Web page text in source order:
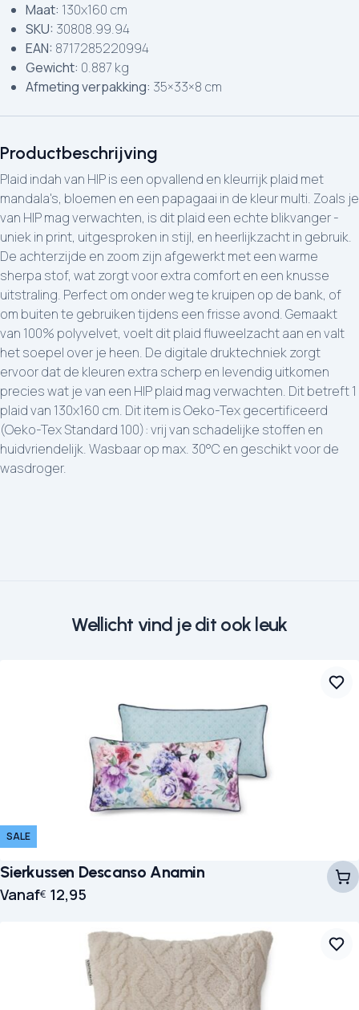
Productbeschrijving
Plaid indah van HIP is een opvallend en kleurrijk plaid met
mandala's, bloemen en een papagaai in de kleur multi. Zoals je
van HIP mag verwachten, is dit plaid een echte blikvanger -
uniek in print, uitgesproken in stijl, en heerlijkzacht in gebruik.
De achterzijde en zoom zijn afgewerkt met een warme
sherpa stof, wat zorgt voor extra comfort en een knusse
uitstraling. Perfect om onder weg te kruipen op de bank, of
om buiten te gebruiken tijdens een frisse avond. Gemaakt
van 100% polyvelvet, voelt dit plaid fluweelzacht aan en valt
het soepel over je heen. De digitale druktechniek zorgt
ervoor dat de kleuren extra scherp en levendig uitkomen
precies wat je van een HIP plaid mag verwachten. Dit betreft 1
plaid van 130x160 cm. Dit item is Oeko-Tex gecertificeerd
(Oeko-Tex Standard 100): vrij van schadelijke stoffen en
huidvriendelijk. Wasbaar op max. 30°C en geschikt voor de
wasdroger.
Maat: 130x160 cm
SKU: 30808.99.94
EAN: 8717285220994
Gewicht: 0.887 kg
Afmeting verpakking: 35×33×8 cm
Wellicht vind je dit ook leuk
SALE
Sierkussen Descanso Anamin
Vanaf€ 12,95